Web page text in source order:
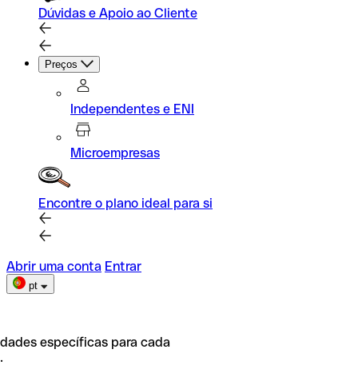
Dúvidas e Apoio ao Cliente
Preços
Independentes e ENI
Microempresas
Encontre o plano ideal para si
Abrir uma conta Entrar
pt
específicas para cada